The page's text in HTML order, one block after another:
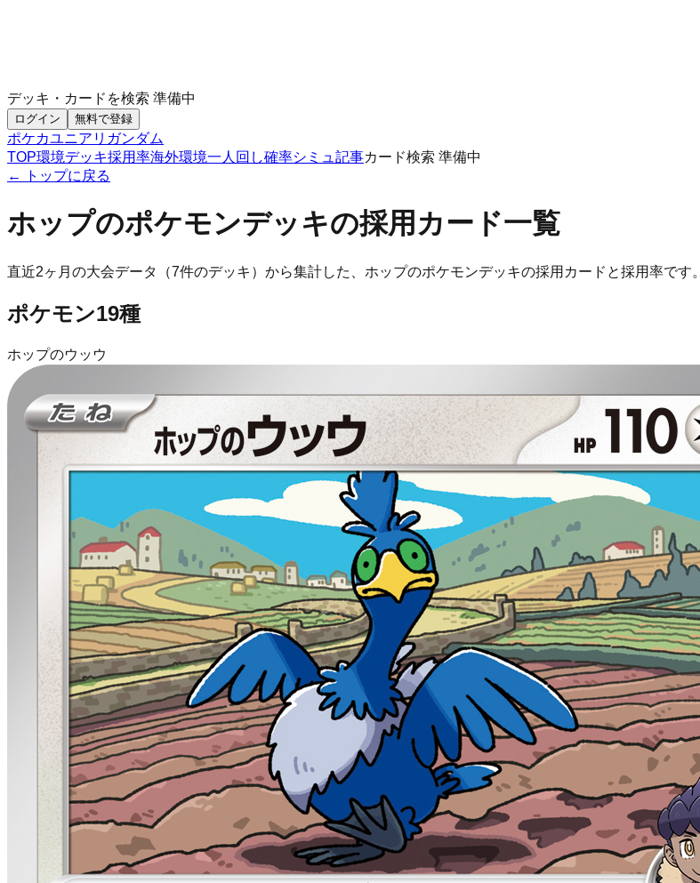
デッキ・カードを検索 準備中
ログイン 無料で登録
ポケカユニアリ ガンダム
TOP環境デッキ採用率海外環境一人回し確率シミュ 記事カード検索 準備中
← トップに戻る
ホップのポケモンデッキの採用カード一覧
直近2ヶ月の大会データ（7件のデッキ）から集計した、 ホップのポケモンデッキの採用カードと採用率です。
ポケモン19種
ホップのウッウ